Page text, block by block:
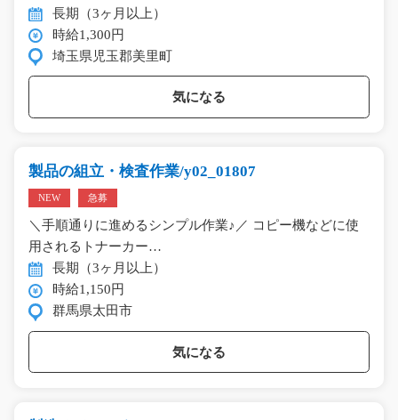
長期（3ヶ月以上）
時給1,300円
埼玉県児玉郡美里町
気になる
製品の組立・検査作業/y02_01807
NEW 急募
＼手順通りに進めるシンプル作業♪／ コピー機などに使
用されるトナーカー…
長期（3ヶ月以上）
時給1,150円
群馬県太田市
気になる